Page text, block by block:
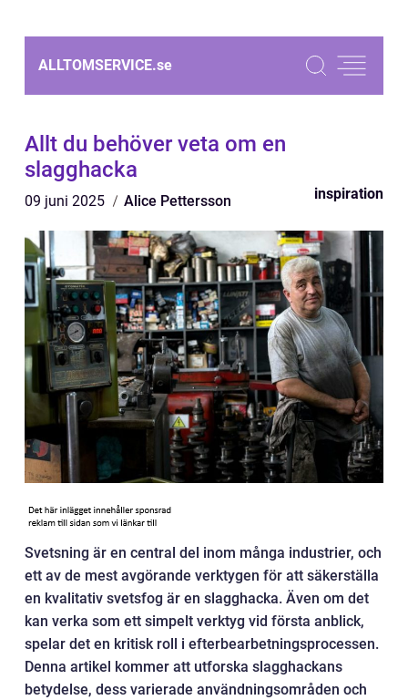
ALLTOMSERVICE.se
Allt du behöver veta om en
slagghacka
09 juni 2025 Alice Pettersson inspiration
Svetsning är en central del inom många industrier, och
ett av de mest avgörande verktygen för att säkerställa
en kvalitativ svetsfog är en slagghacka. Även om det
kan verka som ett simpelt verktyg vid första anblick,
spelar det en kritisk roll i efterbearbetningsprocessen.
Denna artikel kommer att utforska slagghackans
betydelse, dess varierade användningsområden och